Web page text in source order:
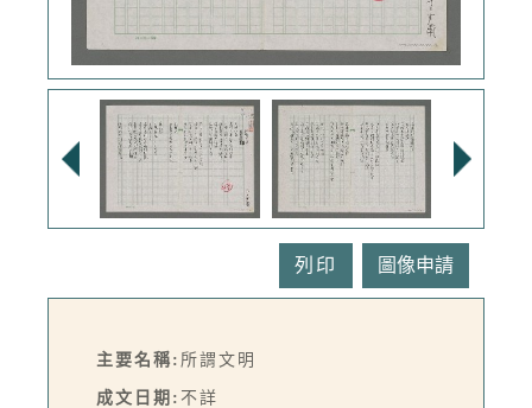
列印
主要名稱: 所謂文明
成文日期: 不詳